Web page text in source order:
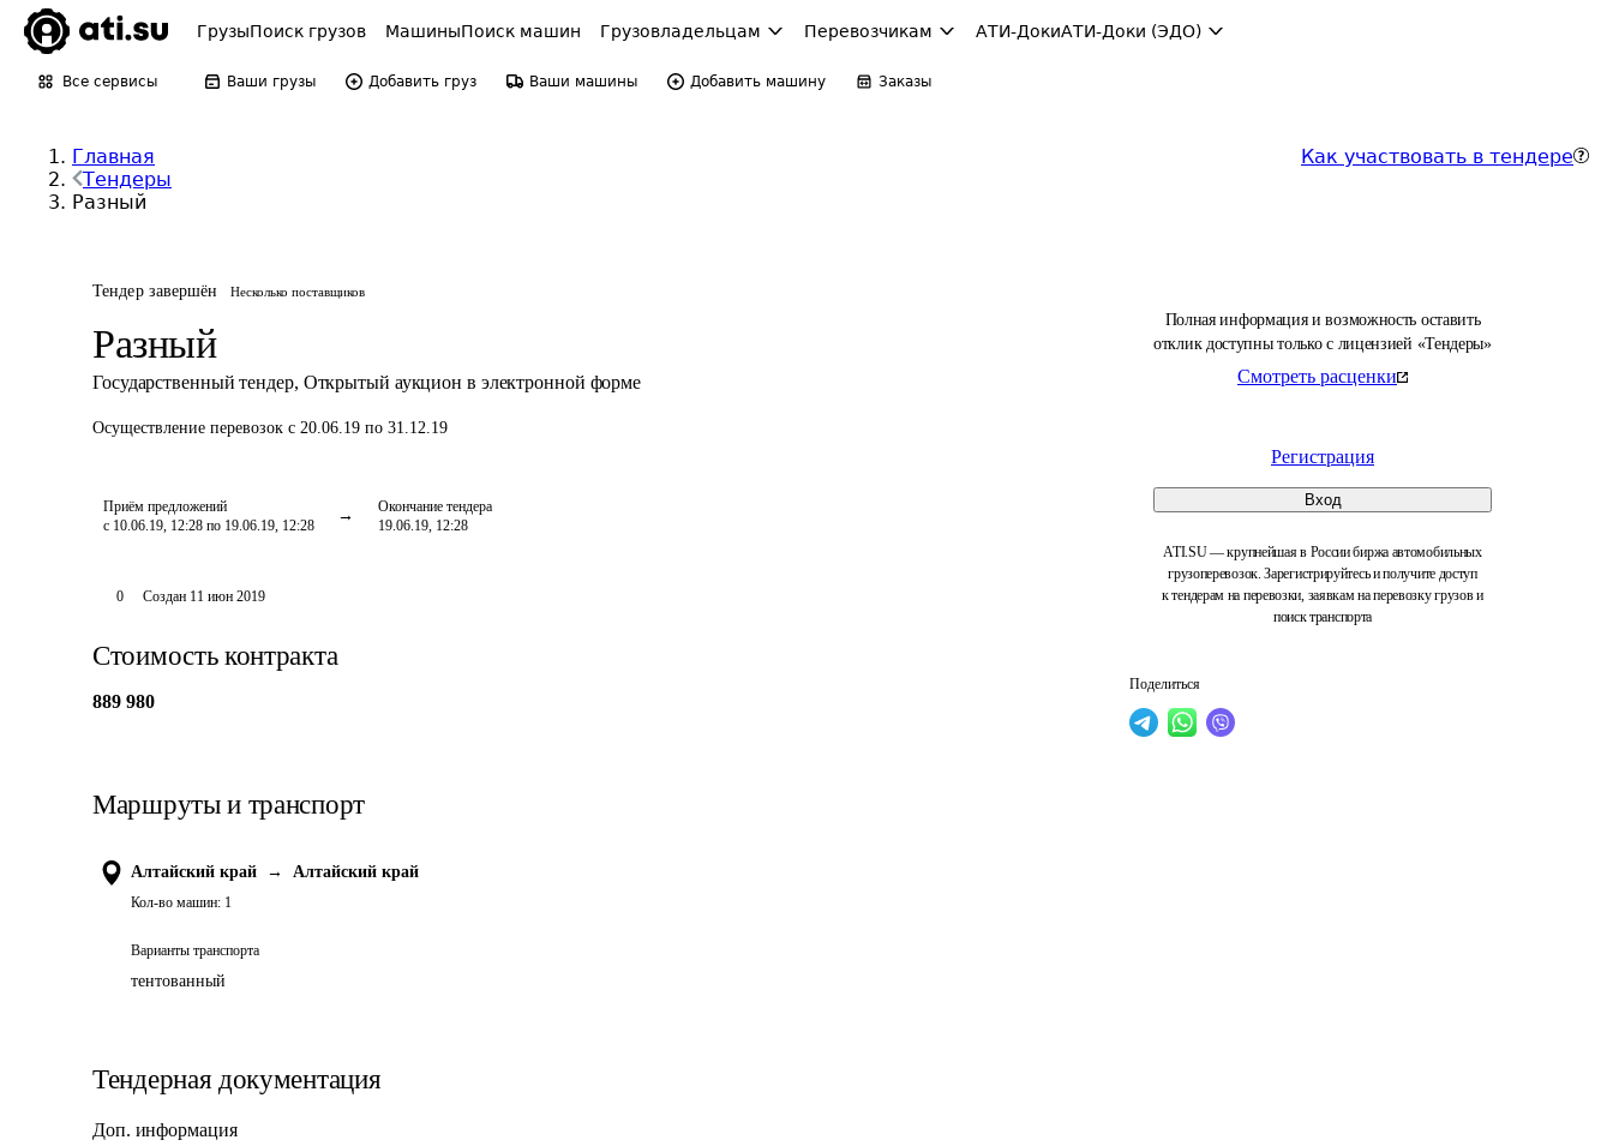
ГрузыПоиск грузов МашиныПоиск машин Грузовладельцам Перевозчикам АТИ-ДокиАТИ-Доки (ЭДО)
Все сервисы Ваши грузы Добавить груз Ваши машины Добавить машину Заказы
Главная
Тендеры
Разный
Как участвовать в тендере
Тендер завершён Несколько поставщиков
Разный
Государственный тендер, Открытый аукцион в электронной форме
Осуществление перевозок с 20.06.19 по 31.12.19
Приём предложений
с 10.06.19, 12:28 по 19.06.19, 12:28
Окончание тендера
19.06.19, 12:28
Полная информация и возможность оставить
отклик доступны только с лицензией «Тендеры»
Смотреть расценки
Регистрация
Вход
ATI.SU — крупнейшая в России биржа автомобильных
грузоперевозок. Зарегистрируйтесь и получите доступ
к тендерам на перевозки, заявкам на перевозку грузов и
поиск транспорта
Поделиться
0 Создан 11 июн 2019
Стоимость контракта
889 980
Маршруты и транспорт
Алтайский край → Алтайский край
Кол-во машин: 1
Варианты транспорта
тентованный
Тендерная документация
Доп. информация